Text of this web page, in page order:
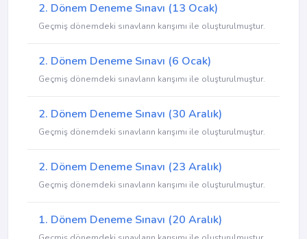
2. Dönem Deneme Sınavı (13 Ocak)
Geçmiş dönemdeki sınavların karışımı ile oluşturulmuştur.
2. Dönem Deneme Sınavı (6 Ocak)
Geçmiş dönemdeki sınavların karışımı ile oluşturulmuştur.
2. Dönem Deneme Sınavı (30 Aralık)
Geçmiş dönemdeki sınavların karışımı ile oluşturulmuştur.
2. Dönem Deneme Sınavı (23 Aralık)
Geçmiş dönemdeki sınavların karışımı ile oluşturulmuştur.
1. Dönem Deneme Sınavı (20 Aralık)